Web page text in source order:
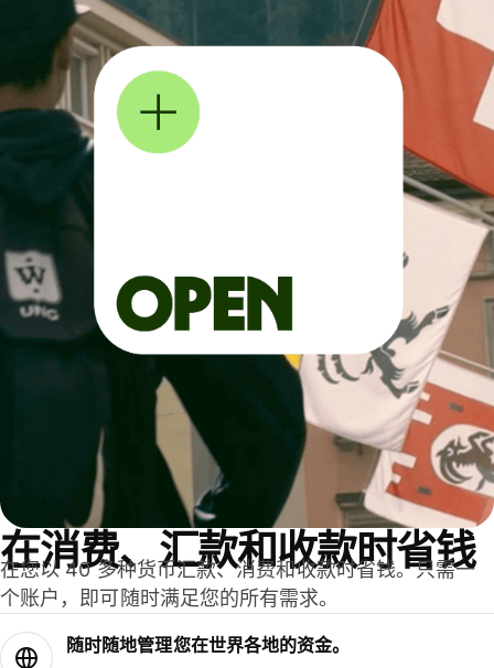
在消费、汇款和收款时省钱
在您以 40 多种货币汇款、消费和收款时省钱。只需一
个账户，即可随时满足您的所有需求。
随时随地管理您在世界各地的资金。